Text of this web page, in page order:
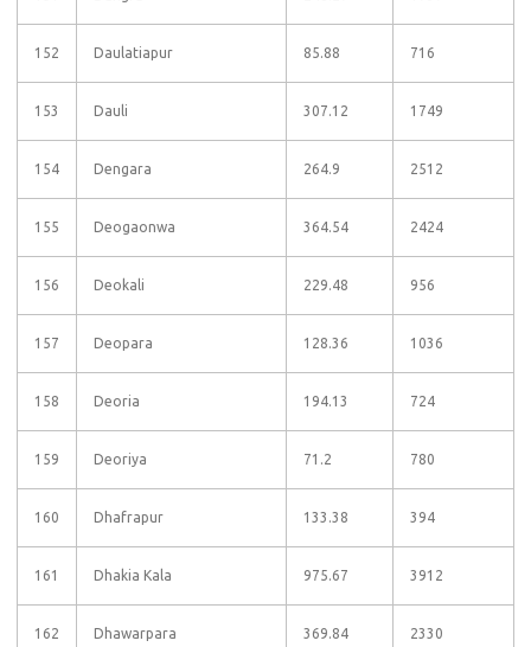
152 Daulatiapur 85.88 716
153 Dauli 307.12 1749
154 Dengara 264.9 2512
155 Deogaonwa 364.54 2424
156 Deokali 229.48 956
157 Deopara 128.36 1036
158 Deoria 194.13 724
159 Deoriya 71.2 780
160 Dhafrapur 133.38 394
161 Dhakia Kala 975.67 3912
162 Dhawarpara 369.84 2330